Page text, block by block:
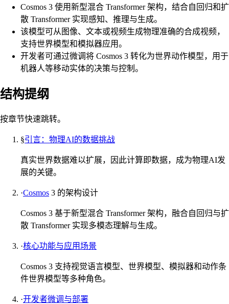
Cosmos 3 使用新型混合 Transformer 架构，结合自回归和扩
散 Transformer 实现感知、推理与生成。
该模型可从图像、文本或视频生成物理准确的合成视频，
支持世界模型和模拟器应用。
开发者可通过微调将 Cosmos 3 转化为世界动作模型，用于
机器人等移动实体的决策与控制。
结构提纲
按章节快速跳转。
§引言：物理AI的数据挑战
真实世界数据难以扩展，因此计算即数据，成为物理AI发
展的关键。
·Cosmos 3 的架构设计
Cosmos 3 基于新型混合 Transformer 架构，融合自回归与扩
散 Transformer 实现多模态理解与生成。
·核心功能与应用场景
Cosmos 3 支持视觉语言模型、世界模型、模拟器和动作条
件世界模型等多种角色。
·开发者微调与部署